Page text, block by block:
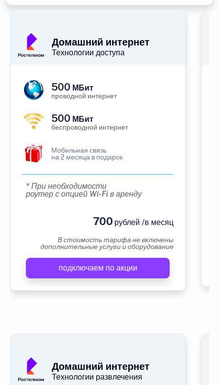
Домашний интернет
Технологии доступа
500 МБит
проводной интернет
500 МБит
беспроводной интернет
Мобильная связь
на 2 месяца в подарок
* При необходимости
роутер с опцией Wi-Fi в аренду
700 рублей /в месяц
В стоимость тарифа не включены
дополнительные услуги и оборудование
подключаем по акции
Домашний интернет
Технологии развлечения